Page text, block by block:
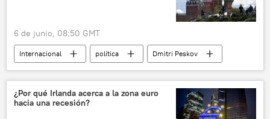
6 de junio, 08:50 GMT
Internacional política
Dmitri Peskov
EEUU
Rusia
📰 Operación rusa de desmilitarización y desnazificación de Ucrania
¿Por qué Irlanda acerca a la zona euro
hacia una recesión?